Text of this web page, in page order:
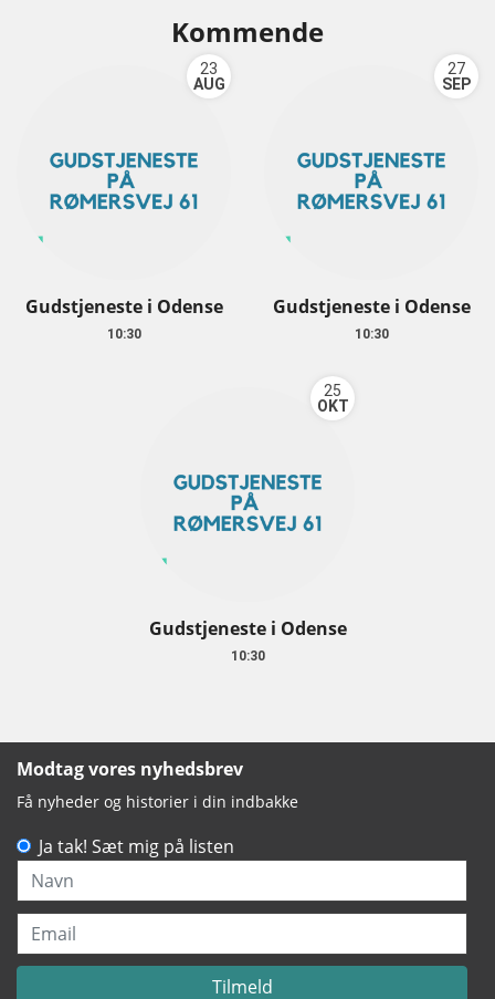
Kommende
23
AUG
Gudstjeneste i Odense
10:30
27
SEP
Gudstjeneste i Odense
10:30
25
OKT
Gudstjeneste i Odense
10:30
Modtag vores nyhedsbrev
Få nyheder og historier i din indbakke
Ja tak! Sæt mig på listen
Navn
Email
Tilmeld